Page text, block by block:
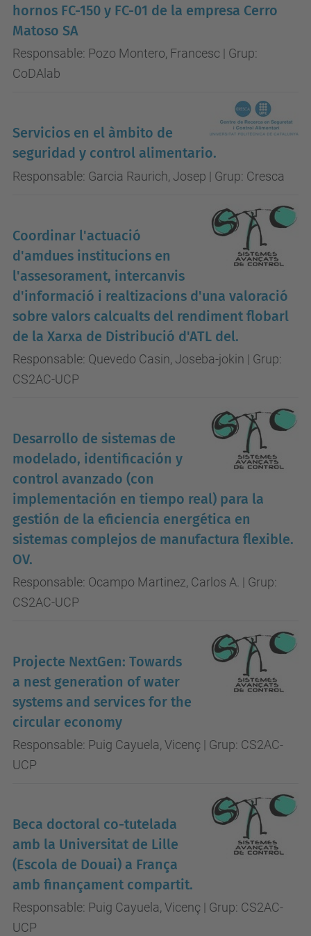
hornos FC-150 y FC-01 de la empresa Cerro
Matoso SA
Responsable: Pozo Montero, Francesc | Grup:
CoDAlab
Servicios en el àmbito de
seguridad y control alimentario.
Responsable: Garcia Raurich, Josep | Grup: Cresca
Coordinar l'actuació
d'amdues institucions en
l'assesorament, intercanvis
d'informació i realtizacions d'una valoració
sobre valors calcualts del rendiment flobarl
de la Xarxa de Distribució d'ATL del.
Responsable: Quevedo Casin, Joseba-jokin | Grup:
CS2AC-UCP
Desarrollo de sistemas de
modelado, identificación y
control avanzado (con
implementación en tiempo real) para la
gestión de la eficiencia energética en
sistemas complejos de manufactura flexible.
OV.
Responsable: Ocampo Martinez, Carlos A. | Grup:
CS2AC-UCP
Projecte NextGen: Towards
a nest generation of water
systems and services for the
circular economy
Responsable: Puig Cayuela, Vicenç | Grup: CS2AC-
UCP
Beca doctoral co-tutelada
amb la Universitat de Lille
(Escola de Douai) a França
amb finançament compartit.
Responsable: Puig Cayuela, Vicenç | Grup: CS2AC-
UCP